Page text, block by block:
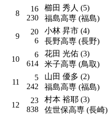
8
16
230
櫛田 秀人 (5)
福島高専 (福島)
9
20
6
小林 昇市 (4)
長野高専 (長野)
10
6
614
花田 光佑 (3)
米子高専 (鳥取)
11
5
242
山田 優多 (2)
福島高専 (福島)
12
23
838
村本 裕耶 (3)
佐世保高専 (長崎)